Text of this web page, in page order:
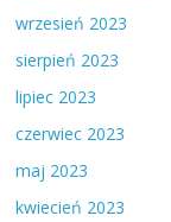
wrzesień 2023
sierpień 2023
lipiec 2023
czerwiec 2023
maj 2023
kwiecień 2023